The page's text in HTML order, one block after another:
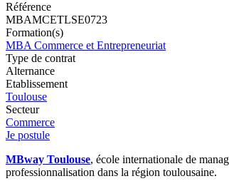
Référence
MBAMCETLSE0723
Formation(s)
MBA Commerce et Entrepreneuriat
Type de contrat
Alternance
Etablissement
Toulouse
Secteur
Commerce
Je postule
MBway Toulouse, école internationale de
professionnalisation dans la région toulousaine.